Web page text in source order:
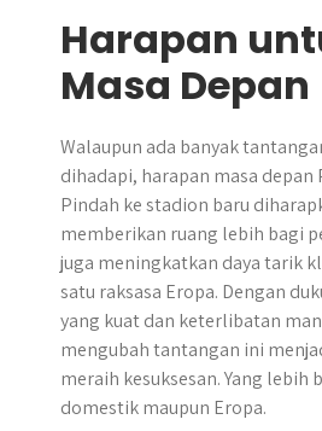
Harapan
Masa Depan
Walaupun ada banyak
dihadapi, harapan masa depan
Pindah ke stadion baru
memberikan ruang lebih bagi
juga meningkatkan daya tarik
satu raksasa Eropa. Dengan
yang kuat dan keterlibatan
mengubah tantangan ini
meraih kesuksesan. Yang lebih
domestik maupun Eropa.